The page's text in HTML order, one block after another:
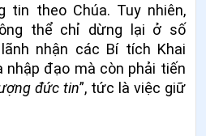
tin theo Chúa. Tuy nhiên,
thể chỉ dừng lại ở số
nhận các Bí tích Khai
nhập đạo mà còn phải tiến
đức tin”, tức là việc giữ